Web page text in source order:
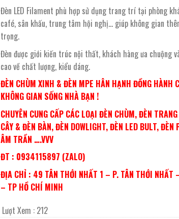
Đèn LED Filament phù hợp sử dụng trang trí tại phòng
café, sân khấu, trung tâm hội nghị… giúp không gian
trọng.
Đèn được giới kiến trúc nội thất, khách hàng ưa chuộng
cao về chất lượng, kiểu dáng.
ĐÈN CHÙM XINH & ĐÈN MPE HÂN HẠNH ĐỒNG HÀNH
KHÔNG GIAN SỐNG NHÀ BẠN !
CHUYÊN CUNG CẤP CÁC LOẠI ĐÈN CHÙM, ĐÈN
CÂY & ĐÈN BÀN, ĐÈN DOWLIGHT, ĐÈN LED BULT, ĐÈN
ÂM TRẦN ….VVV
ĐT : 0934115897 (ZALO)
ĐỊA CHỈ : 49 TÂN THỚI NHẤT 1 – P. TÂN THỚI NHẤT
– TP HỒ CHÍ MINH
Lượt Xem : 212